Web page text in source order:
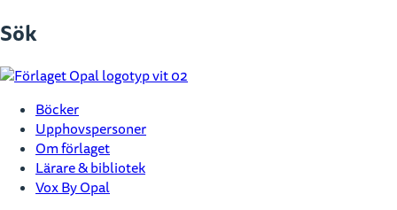
till
Sök
Böcker
Upphovspersoner
Om förlaget
Lärare & bibliotek
Vox By Opal